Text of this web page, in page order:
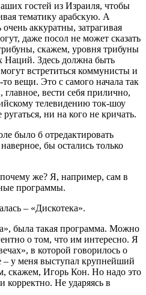
гостей из Израиля, чтобы
тематику арабскую. А
аккуратны, затрагивая
даже посол не может сказать
скажем, уровня трибуны
Здесь должна быть
встретиться коммунисты и
вещи. Это с самого начала так
вести себя прилично,
телевидению ток-шоу
ни на кого не кричать.
было б отредактировать
бы остались только
же? Я, например, сам в
программы.
– «Дискотека».
была такая программа. Можно
о том, что им интересно. Я
в которой говорилось о
– у меня выступал крупнейший
скажем, Игорь Кон. Но надо это
корректно. Не ударяясь в